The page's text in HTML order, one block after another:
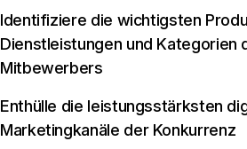
Identifiziere die wichtigsten
Dienstleistungen und Kategorien
Mitbewerbers
Enthülle die leistungsstärksten
Marketingkanäle der Konkurrenz